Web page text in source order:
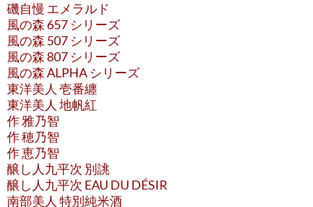
磯自慢 エメラルド
風の森 657 シリーズ
風の森 507 シリーズ
風の森 807 シリーズ
風の森 ALPHA シリーズ
東洋美人 壱番纏
東洋美人 地帆紅
作 雅乃智
作 穂乃智
作 恵乃智
醸し人九平次 別誂
醸し人九平次 EAU DU DÉSIR
南部美人 特別純米酒